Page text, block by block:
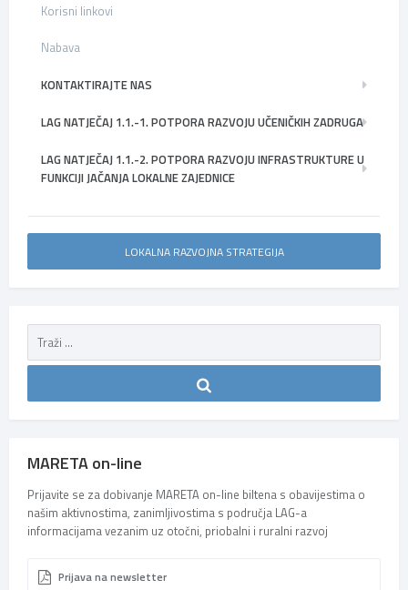
Korisni linkovi
Nabava
KONTAKTIRAJTE NAS
LAG NATJEČAJ 1.1.-1. POTPORA RAZVOJU UČENIČKIH ZADRUGA
LAG NATJEČAJ 1.1.-2. POTPORA RAZVOJU INFRASTRUKTURE U
FUNKCIJI JAČANJA LOKALNE ZAJEDNICE
LOKALNA RAZVOJNA STRATEGIJA
MARETA on-line
Prijavite se za dobivanje MARETA on-line biltena s obavijestima o
našim aktivnostima, zanimljivostima s područja LAG-a
informacijama vezanim uz otočni, priobalni i ruralni razvoj
Prijava na newsletter